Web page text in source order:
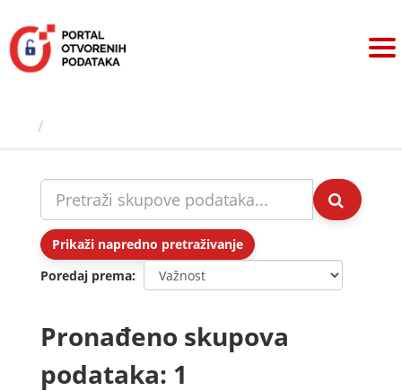
sadržaj
Prikaži napredno pretraživanje
Poredaj prema
Pronađeno skupova
podataka: 1